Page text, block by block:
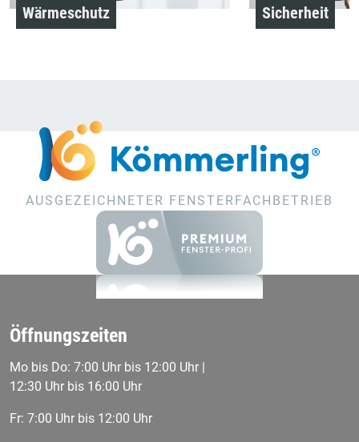
Wärmeschutz Sicherheit
AUSGEZEICHNETER FENSTERFACHBETRIEB
Öffnungszeiten
Mo bis Do: 7:00 Uhr bis 12:00 Uhr |
12:30 Uhr bis 16:00 Uhr
Fr: 7:00 Uhr bis 12:00 Uhr